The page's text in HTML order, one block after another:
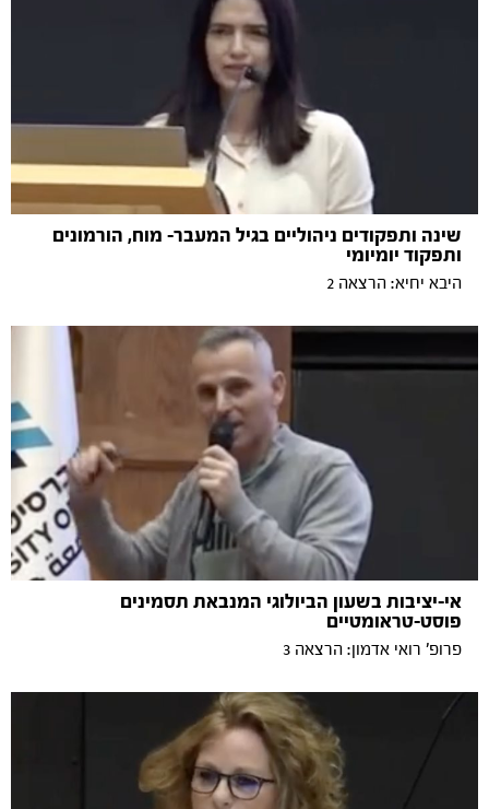
שינה ותפקודים ניהוליים בגיל המעבר- מוח, הורמונים
ותפקוד יומיומי
היבא יחיא: הרצאה 2
אי-יציבות בשעון הביולוגי המנבאת תסמינים
פוסט-טראומטיים
פרופ' רואי אדמון: הרצאה 3